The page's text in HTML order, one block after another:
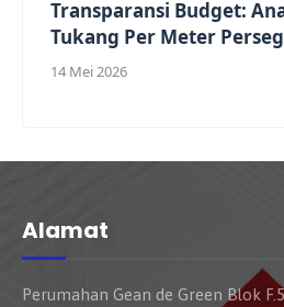
Transparansi Budget:
Tukang Per Meter
14 Mei 2026
Alamat
Perumahan Gean de Green Blok